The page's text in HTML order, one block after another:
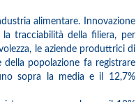
alimentare. Innovazione
tracciabilità della filiera, per
le aziende produttrici di
popolazione fa registrare
sopra la media e il 12,7%